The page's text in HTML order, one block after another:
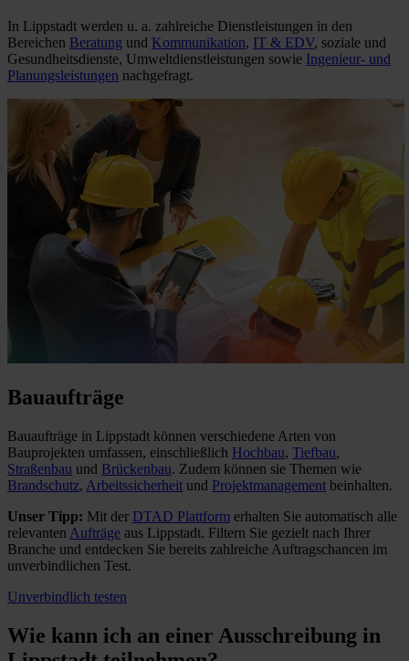
In Lippstadt werden u. a. zahlreiche Dienstleistungen in den
Bereichen Beratung und Kommunikation, IT & EDV, soziale und
Gesundheitsdienste, Umweltdienstleistungen sowie Ingenieur- und
Planungsleistungen nachgefragt.
Bauaufträge
Bauaufträge in Lippstadt können verschiedene Arten von
Bauprojekten umfassen, einschließlich Hochbau, Tiefbau,
Straßenbau und Brückenbau. Zudem können sie Themen wie
Brandschutz, Arbeitssicherheit und Projektmanagement beinhalten.
Unser Tipp: Mit der DTAD Plattform erhalten Sie automatisch alle
relevanten Aufträge aus Lippstadt. Filtern Sie gezielt nach Ihrer
Branche und entdecken Sie bereits zahlreiche Auftragschancen im
unverbindlichen Test.
Unverbindlich testen
Wie kann ich an einer Ausschreibung in